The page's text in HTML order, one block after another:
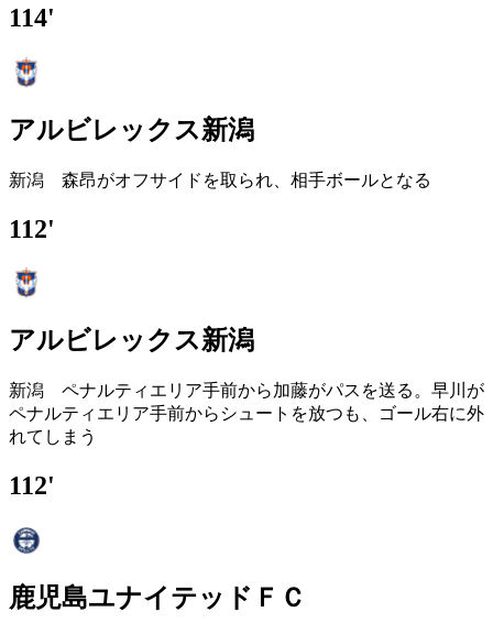
114'
アルビレックス新潟
新潟 森昂がオフサイドを取られ、相手ボールとなる
112'
アルビレックス新潟
新潟 ペナルティエリア手前から加藤がパスを送る。早川が
ペナルティエリア手前からシュートを放つも、ゴール右に外
れてしまう
112'
鹿児島ユナイテッドＦＣ